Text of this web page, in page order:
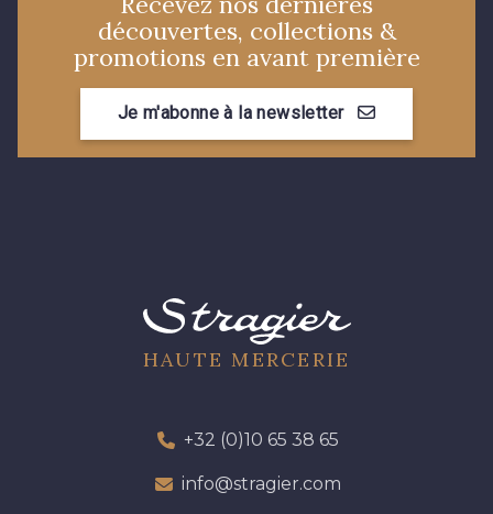
découvertes, collections &
promotions en avant première
Je m'abonne à la newsletter
HAUTE MERCERIE
+32 (0)10 65 38 65
info@stragier.com